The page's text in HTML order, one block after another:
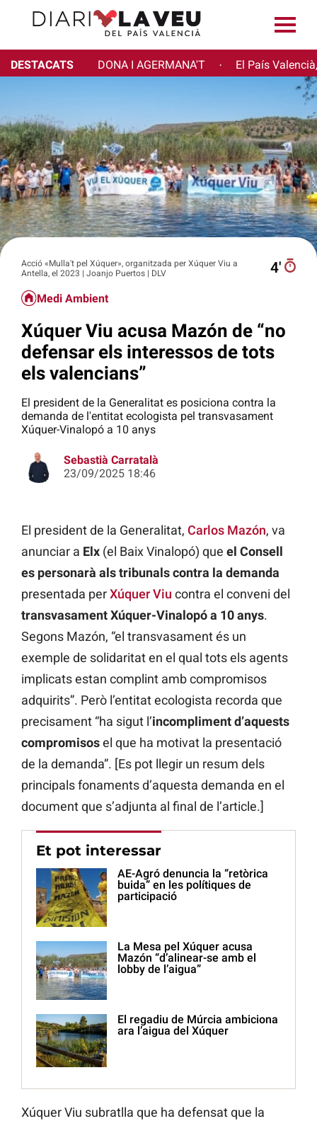
DESTACATS DONA I AGERMANA'T · El País
Acció «Mulla't pel Xúquer», organitzada per Xúquer Viu a
Antella, el 2023 | Joanjo Puertos | DLV
4′
Medi Ambient
Xúquer Viu acusa Mazón de “no
defensar els interessos de tots
els valencians”
El president de la Generalitat es posiciona contra la
demanda de l'entitat ecologista pel transvasament
Xúquer-Vinalopó a 10 anys
Sebastià Carratalà
23/09/2025 18:46
El president de la Generalitat, Carlos Mazón, va
anunciar a Elx (el Baix Vinalopó) que el Consell
es personarà als tribunals contra la demanda
presentada perXúquer Viu contra el conveni del
transvasament Xúquer-Vinalopó a 10 anys.
Segons Mazón, “el transvasament és un
exemple de solidaritat en el qual tots els agents
implicats estan complint amb compromisos
adquirits”. Però l’entitat ecologista recorda que
precisament “ha sigut l’incompliment d’aquests
compromisosel que ha motivat la presentació
de la demanda”. [Es pot llegir un resum dels
principals fonaments d’aquesta demanda en el
document que s’adjunta al final de l’article.]
Et pot interessar
AE-Agró denuncia la “retòrica
buida” en les polítiques de
participació
La Mesa pel Xúquer acusa
Mazón “d’alinear-se amb el
lobby de l’aigua”
El regadiu de Múrcia ambiciona
ara l’aigua del Xúquer
Xúquer Viu subratlla que ha defensat que la